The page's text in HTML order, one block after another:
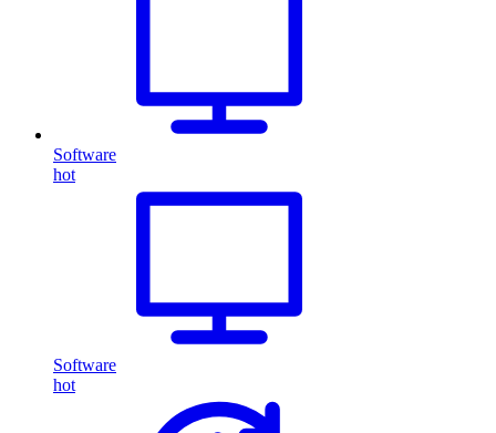
Software
hot
Software
hot